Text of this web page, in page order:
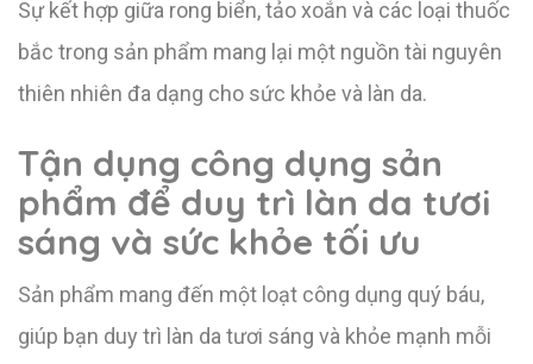
Sự kết hợp giữa rong biển, tảo xoắn và các loại thuốc
bắc trong sản phẩm mang lại một nguồn tài nguyên
thiên nhiên đa dạng cho sức khỏe và làn da.
Tận dụng công dụng sản
phẩm để duy trì làn da tươi
sáng và sức khỏe tối ưu
Sản phẩm mang đến một loạt công dụng quý báu,
giúp bạn duy trì làn da tươi sáng và khỏe mạnh mỗi